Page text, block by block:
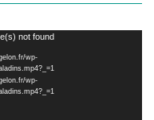
not found
wp-
wp-